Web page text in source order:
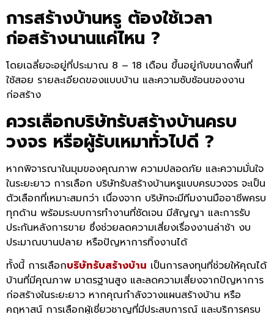
การสร้างบ้านหรู ต้องใช้เวลา
ก่อสร้างนานแค่ไหน ?
โดยเฉลี่ยจะอยู่ที่ประมาณ 8 – 18 เดือน ขึ้นอยู่กับขนาดพื้นที่
ใช้สอย รายละเอียดของแบบบ้าน และความซับซ้อนของงาน
ก่อสร้าง
ควรเลือกบริษัทรับสร้างบ้านครบ
วงจร หรือผู้รับเหมาทั่วไปดี ?
หากพิจารณาในมุมของคุณภาพ ความปลอดภัย และความมั่นใจ
ในระยะยาว การเลือก บริษัทรับสร้างบ้านหรูแบบครบวงจร จะเป็น
ตัวเลือกที่เหมาะสมกว่า เนื่องจาก บริษัทจะมีทีมงานมืออาชีพครบ
ทุกด้าน พร้อมระบบการทำงานที่ชัดเจน มีสัญญา และการรับ
ประกันหลังการขาย ซึ่งช่วยลดความเสี่ยงเรื่องงานล่าช้า งบ
ประมาณบานปลาย หรือปัญหาการทิ้งงานได้
ทั้งนี้ การเลือกบริษัทรับสร้างบ้าน เป็นการลงทุนที่ช่วยให้คุณได้
บ้านที่มีคุณภาพ มาตรฐานสูง และลดความเสี่ยงจากปัญหาการ
ก่อสร้างในระยะยาว หากคุณกำลังวางแผนสร้างบ้าน หรือ
คฤหาสน์ การเลือกผู้เชี่ยวชาญที่มีประสบการณ์ และบริการครบ